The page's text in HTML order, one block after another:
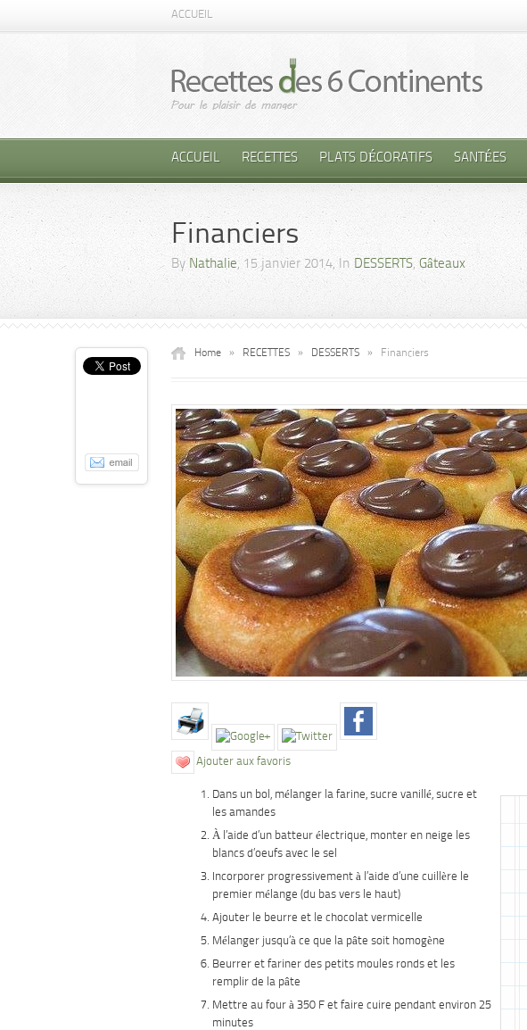
ACCUEIL
ACCUEIL RECETTES PLATS DÉCORATIFS SANTÉES
Financiers
By Nathalie, 15 janvier 2014, In DESSERTS, Gâteaux
Home » RECETTES » DESSERTS » Financiers
Ajouter aux favoris
Dans un bol, mélanger la farine, sucre vanillé, sucre et
les amandes
À l’aide d’un batteur électrique, monter en neige les
blancs d’oeufs avec le sel
Incorporer progressivement à l’aide d’une cuillère le
premier mélange (du bas vers le haut)
Ajouter le beurre et le chocolat vermicelle
Mélanger jusqu’à ce que la pâte soit homogène
Beurrer et fariner des petits moules ronds et les
remplir de la pâte
Mettre au four à 350 F et faire cuire pendant environ 25
minutes